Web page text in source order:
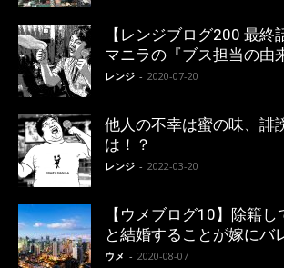
【レンジブログ200 最終
マニラの『ブス担当の由
レンジ - 2020-07-20
他人の不幸は蜜の味、誹
は！？
レンジ - 2022-03-20
【ウメブログ10】除籍
と結婚することが嫁にバ
ウメ - 2020-08-07